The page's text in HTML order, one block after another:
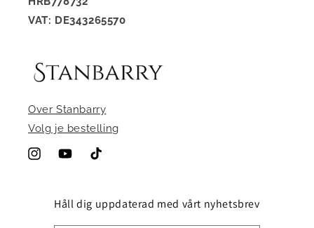
VAT: DE343265570
Over Stanbarry
Volg je bestelling
InstagramYouTubeTikTok
Håll dig uppdaterad med vårt nyhetsbrev